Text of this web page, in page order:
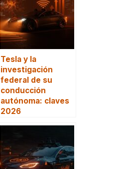
Tesla y la
investigación
federal de su
conducción
autónoma: claves
2026